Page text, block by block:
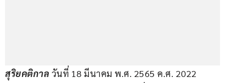
สุริยคติกาล วันที่ 18 มีนาคม พ.ศ. 2565 ค.ศ. 2022